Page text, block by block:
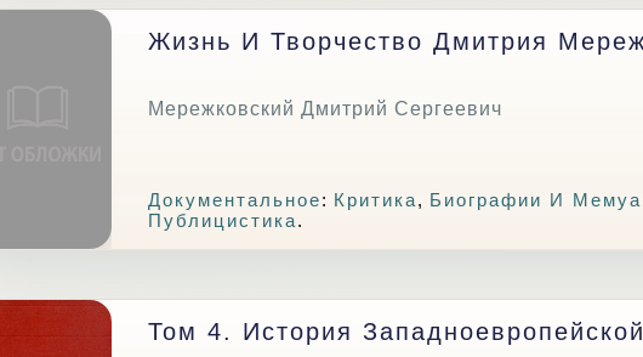
Жизнь И Творчество Дмитрия
Мережковский Дмитрий Сергеевич
Документальное: Критика, Биографии И
Публицистика.
Том 4. История